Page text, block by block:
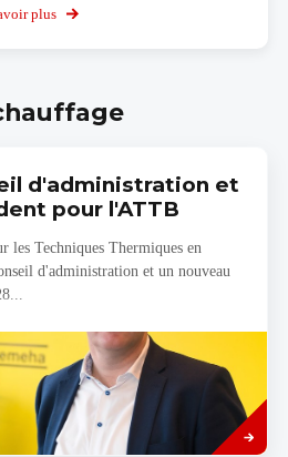
plus
sur
d'administration et
pour l'ATTB
les Techniques Thermiques en
d'administration et un nouveau
Savoir
plus